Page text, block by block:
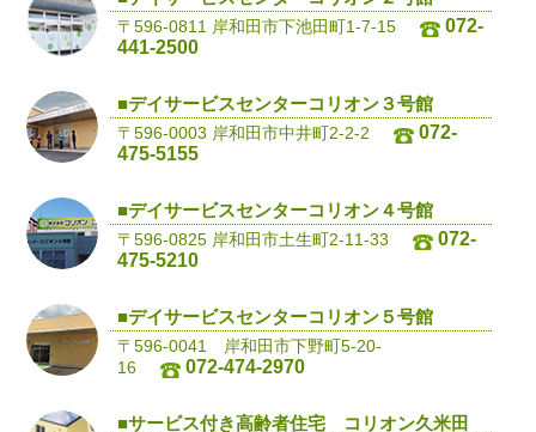
〒596-0811 岸和田市下池田町1-7-15
072-
441-2500
■デイサービスセンターコリオン３号館
〒596-0003 岸和田市中井町2-2-2
072-
475-5155
■デイサービスセンターコリオン４号館
〒596-0825 岸和田市土生町2-11-33
072-
475-5210
■デイサービスセンターコリオン５号館
〒596-0041 岸和田市下野町5-20-
16
072-474-2970
■サービス付き高齢者住宅 コリオン久米田